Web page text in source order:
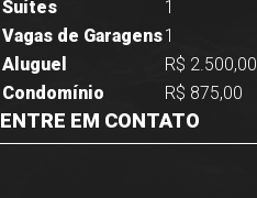
Suítes
1
Vagas de Garagens1
Aluguel
R$ 2.500,00
Condomínio
R$ 875,00
ENTRE EM CONTATO